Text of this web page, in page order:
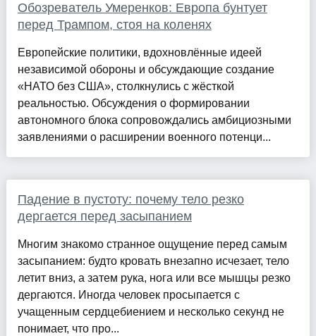
Обозреватель Умеренков: Европа бунтует
перед Трампом, стоя на коленях
Европейские политики, вдохновлённые идеей
независимой обороны и обсуждающие создание
«НАТО без США», столкнулись с жёсткой
реальностью. Обсуждения о формировании
автономного блока сопровождались амбициозными
заявлениями о расширении военного потенци...
Падение в пустоту: почему тело резко
дергается перед засыпанием
Многим знакомо странное ощущение перед самым
засыпанием: будто кровать внезапно исчезает, тело
летит вниз, а затем рука, нога или все мышцы резко
дергаются. Иногда человек просыпается с
учащенным сердцебиением и несколько секунд не
понимает, что про...